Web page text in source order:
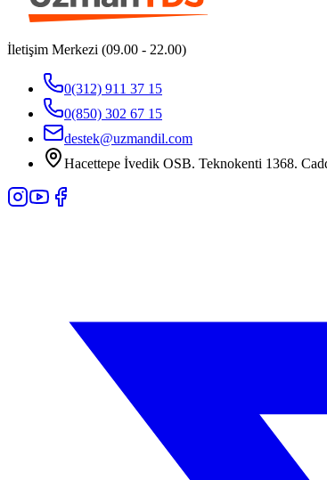
İletişim Merkezi (09.00 - 22.00)
0(312) 911 37 15
0(850) 302 67 15
destek@uzmandil.com
Hacettepe İvedik OSB. Teknokenti 1368.